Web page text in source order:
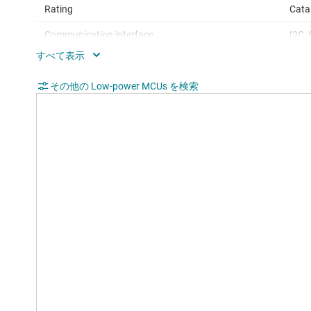
Rating
Communication interface I2C,
Operating system
Nonvolatile memory (kByte)
その他の Low-power MCUs を検索